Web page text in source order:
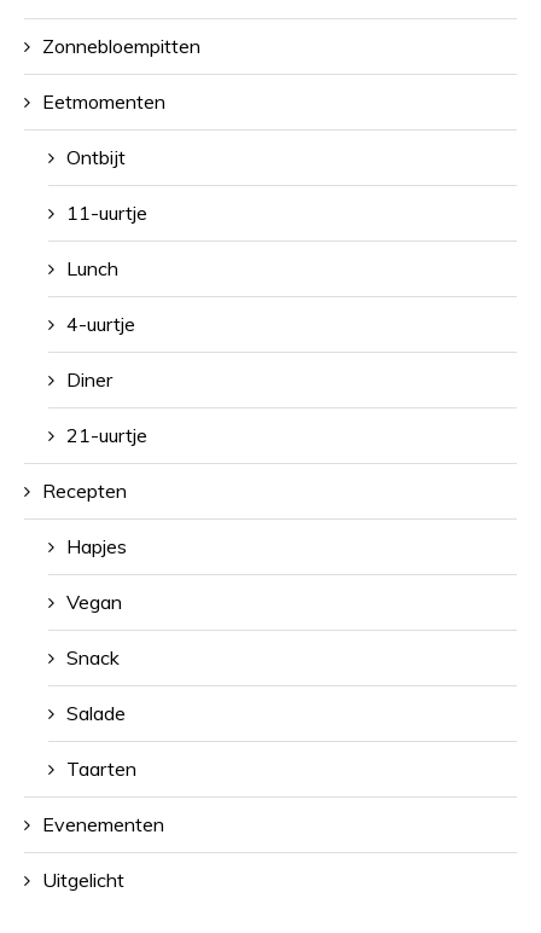
Zonnebloempitten
Eetmomenten
Ontbijt
11-uurtje
Lunch
4-uurtje
Diner
21-uurtje
Recepten
Hapjes
Vegan
Snack
Salade
Taarten
Evenementen
Uitgelicht